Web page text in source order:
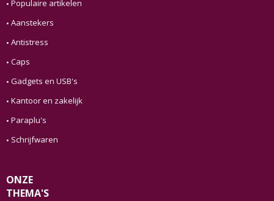
Populaire artikelen
Aanstekers
Antistress
Caps
Gadgets en USB's
Kantoor en zakelijk
Paraplu's
Schrijfwaren
ONZE
THEMA'S